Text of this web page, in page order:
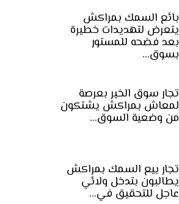
بائع السمك بمراكش
يتعرض لتهديدات خطيرة
بعد فضحه للمستور
بسوق…
تجار سوق الخير بعرصة
لمعاش بمراكش يشتكون
من وضعية السوق…
تجار بيع السمك بمراكش
يطالبون بتدخل ولائي
عاجل للتحقيق في…